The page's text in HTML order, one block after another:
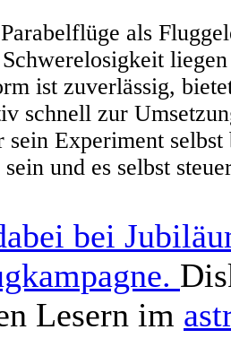
als
ist zuverlässig,
schnell zur
sein Experiment
und es selbst
bei
Lesern im